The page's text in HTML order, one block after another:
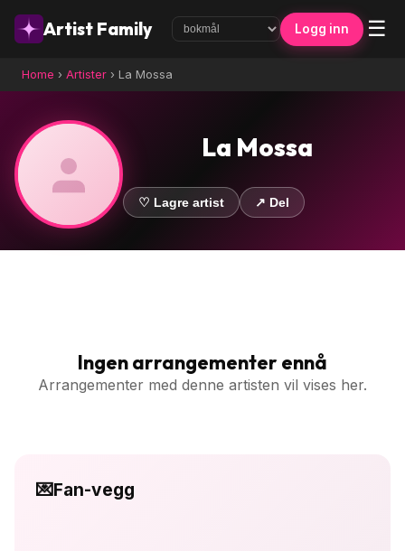
Artist Family Logg inn ☰
Home › Artister › La Mossa
La Mossa
♡ Lagre artist ↗ Del
Ingen arrangementer ennå
Arrangementer med denne artisten vil vises her.
💌Fan-vegg